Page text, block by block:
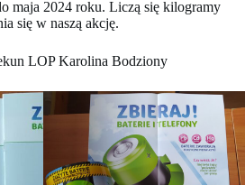
maja 2024 roku. Liczą się kilogramy
się w naszą akcję.
LOP Karolina Bodziony